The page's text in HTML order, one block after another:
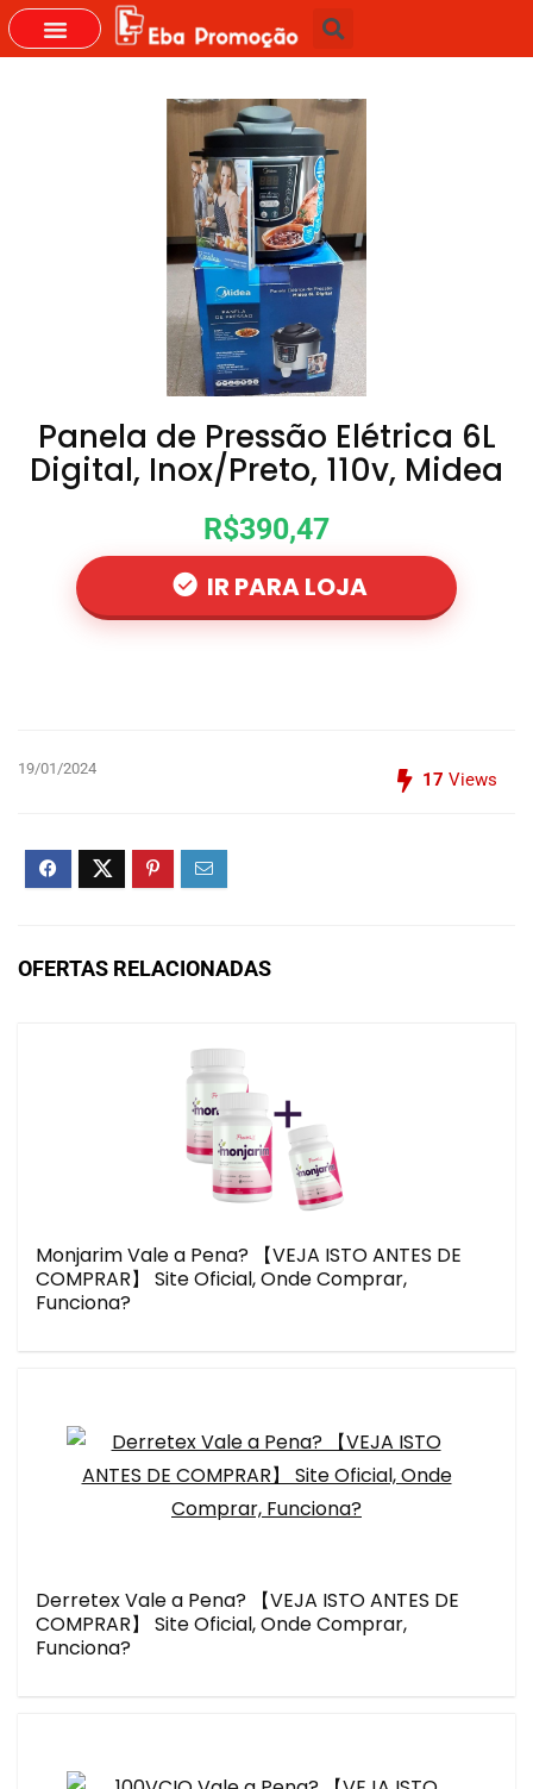
Panela de Pressão Elétrica 6L
Digital, Inox/Preto, 110v, Midea
R$390,47
IR PARA LOJA
19/01/2024
17 Views
OFERTAS RELACIONADAS
Monjarim Vale a Pena? 【VEJA ISTO ANTES DE
COMPRAR】 Site Oficial, Onde Comprar,
Funciona?
Derretex Vale a Pena? 【VEJA ISTO ANTES DE
COMPRAR】 Site Oficial, Onde Comprar,
Funciona?